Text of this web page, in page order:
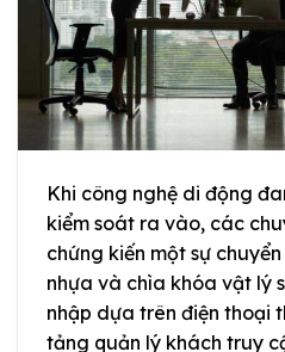
Khi công nghệ di động
kiểm soát ra vào, các
chứng kiến một sự
nhựa và chìa khóa vật lý
nhập dựa trên điện thoại
tảng quản lý khách truy